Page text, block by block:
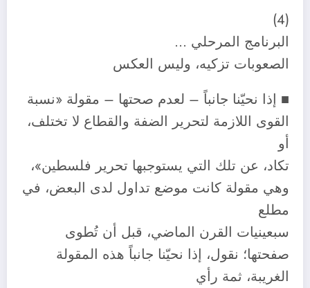
(4)
البرنامج المرحلي …
الصعوبات تزكيه، وليس العكس
■ إذا نحيّنا جانباً – لعدم صحتها – مقولة «نسبة
القوى اللازمة لتحرير الضفة والقطاع لا تختلف،
أو
تكاد، عن تلك التي يستوجبها تحرير فلسطين»،
وهي مقولة كانت موضع تداول لدى البعض، في
مطلع
سبعينيات القرن الماضي، قبل أن تُطوى
صفحتها؛ نقول، إذا نحيّنا جانباً هذه المقولة
الغريبة، ثمة رأي